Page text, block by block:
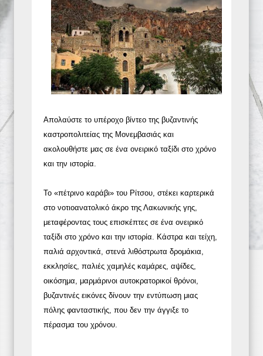
Απολαύστε το υπέροχο βίντεο της βυζαντινής
καστροπολιτείας της Μονεμβασιάς και
ακολουθήστε μας σε ένα ονειρικό ταξίδι στο χρόνο
και την ιστορία.
Το «πέτρινο καράβι» του Ρίτσου, στέκει καρτερικά
στο νοτιοανατολικό άκρο της Λακωνικής γης,
μεταφέροντας τους επισκέπτες σε ένα ονειρικό
ταξίδι στο χρόνο και την ιστορία. Κάστρα και τείχη,
παλιά αρχοντικά, στενά λιθόστρωτα δρομάκια,
εκκλησίες, παλιές χαμηλές καμάρες, αψίδες,
οικόσημα, μαρμάρινοι αυτοκρατορικοί θρόνοι,
βυζαντινές εικόνες δίνουν την εντύπωση μιας
πόλης φανταστικής, που δεν την άγγιξε το
πέρασμα του χρόνου.